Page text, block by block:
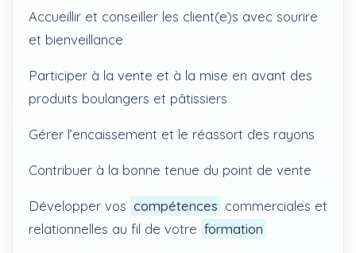
Accueillir et conseiller les client(e)s avec sourire
et bienveillance
Participer à la vente et à la mise en avant des
produits boulangers et pâtissiers
Gérer l’encaissement et le réassort des rayons
Contribuer à la bonne tenue du point de vente
Développer vos compétences commerciales et
relationnelles au fil de votre formation